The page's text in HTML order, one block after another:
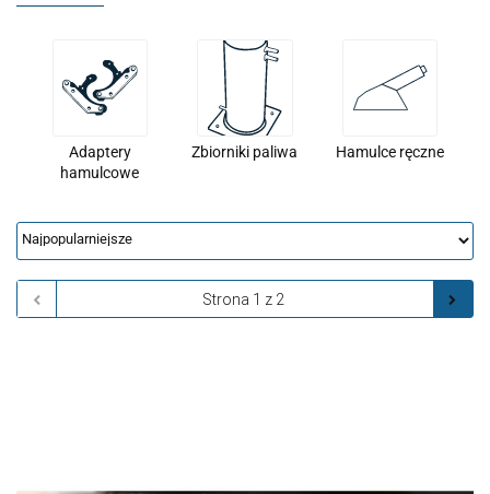
Adaptery
hamulcowe
Zbiorniki paliwa Hamulce ręczne